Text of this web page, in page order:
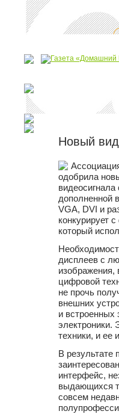
Новый
одобрила
дополненной
VGA, DVI и
конкурирует
который
дисплеев с
изображения,
цифровой
не прочь
внешних
и встроенных
электроники.
техники, и ее
В результате
интерфейс,
выдающихся
совсем